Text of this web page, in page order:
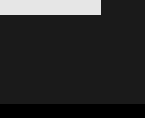
Clic și Vezi Ofertele!